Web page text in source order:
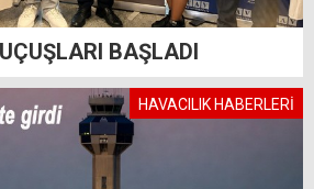
BAŞLADI
HAVACILIK HABERLERİ